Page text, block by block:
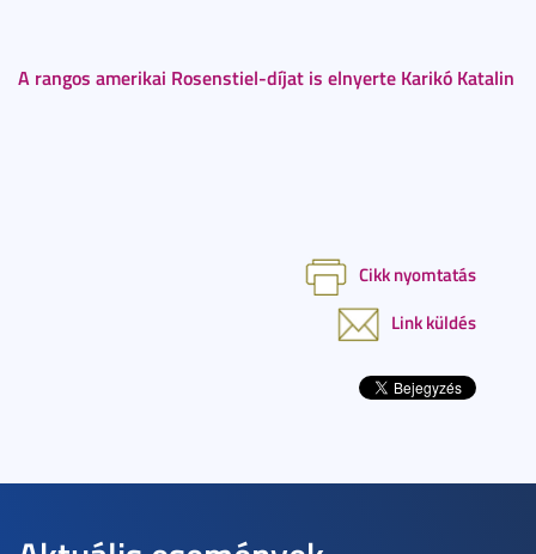
A rangos amerikai Rosenstiel-díjat is elnyerte Karikó Katalin
Cikk nyomtatás
Link küldés